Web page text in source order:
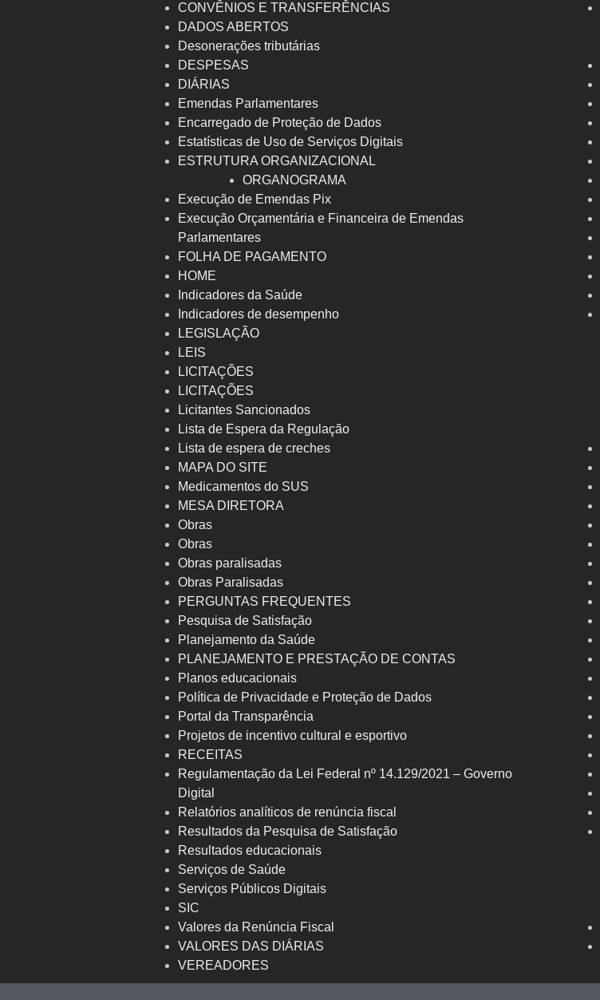
CONVÊNIOS E TRANSFERÊNCIAS
DADOS ABERTOS
Desonerações tributárias
DESPESAS
DIÁRIAS
Emendas Parlamentares
Encarregado de Proteção de Dados
Estatísticas de Uso de Serviços Digitais
ESTRUTURA ORGANIZACIONAL
ORGANOGRAMA
Execução de Emendas Pix
Execução Orçamentária e Financeira de Emendas
Parlamentares
FOLHA DE PAGAMENTO
HOME
Indicadores da Saúde
Indicadores de desempenho
LEGISLAÇÃO
LEIS
LICITAÇÕES
LICITAÇÕES
Licitantes Sancionados
Lista de Espera da Regulação
Lista de espera de creches
MAPA DO SITE
Medicamentos do SUS
MESA DIRETORA
Obras
Obras
Obras paralisadas
Obras Paralisadas
PERGUNTAS FREQUENTES
Pesquisa de Satisfação
Planejamento da Saúde
PLANEJAMENTO E PRESTAÇÃO DE CONTAS
Planos educacionais
Política de Privacidade e Proteção de Dados
Portal da Transparência
Projetos de incentivo cultural e esportivo
RECEITAS
Regulamentação da Lei Federal nº 14.129/2021 – Governo
Digital
Relatórios analíticos de renúncia fiscal
Resultados da Pesquisa de Satisfação
Resultados educacionais
Serviços de Saúde
Serviços Públicos Digitais
SIC
Valores da Renúncia Fiscal
VALORES DAS DIÁRIAS
VEREADORES